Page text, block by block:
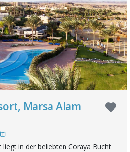
Marsa Alam
liegt in der beliebten Coraya Bucht